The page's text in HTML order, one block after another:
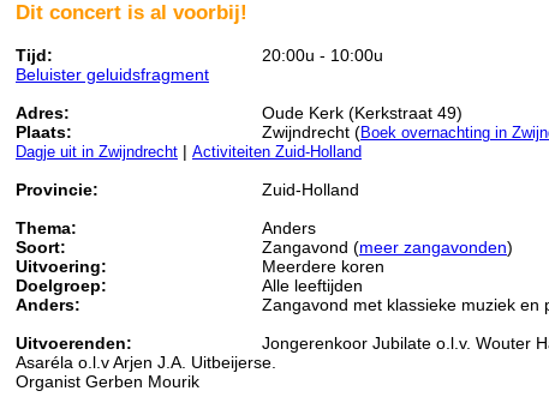
Dit concert is al voorbij!
Tijd:
20:00u - 10:00u
Beluister geluidsfragment
Adres:
Oude Kerk (Kerkstraat 49)
Plaats:
Zwijndrecht (Boek overnachting in
Dagje uit in Zwijndrecht | Activiteiten Zuid-Holland
Provincie:
Zuid-Holland
Thema:
Anders
Soort:
Zangavond (meer zangavonden)
Uitvoering:
Meerdere koren
Doelgroep:
Alle leeftijden
Anders:
Zangavond met klassieke muziek en
Uitvoerenden:
Jongerenkoor Jubilate o.l.v. Wouter
Asaréla o.l.v Arjen J.A. Uitbeijerse.
Organist Gerben Mourik